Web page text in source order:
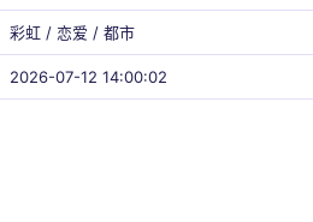
彩虹 / 恋爱 / 都市
2026-07-12 14:00:02